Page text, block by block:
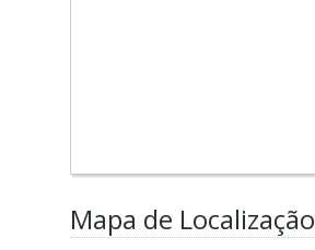
Mapa de Localização